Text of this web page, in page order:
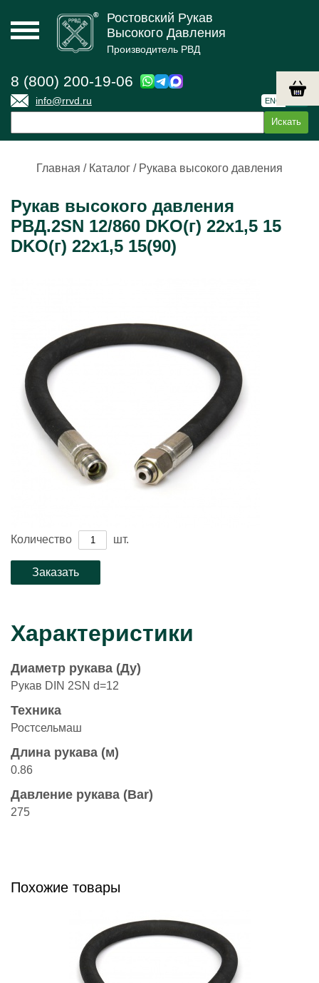
Ростовский Рукав
Высокого Давления
Производитель РВД
8 (800) 200-19-06
info@rrvd.ru ENG
Главная / Каталог / Рукава высокого давления
Рукав высокого давления
РВД.2SN 12/860 DKO(г) 22х1,5 15
DKO(г) 22х1,5 15(90)
Количество шт.
Характеристики
Диаметр рукава (Ду)
Рукав DIN 2SN d=12
Техника
Ростсельмаш
Длина рукава (м)
0.86
Давление рукава (Bar)
275
Похожие товары